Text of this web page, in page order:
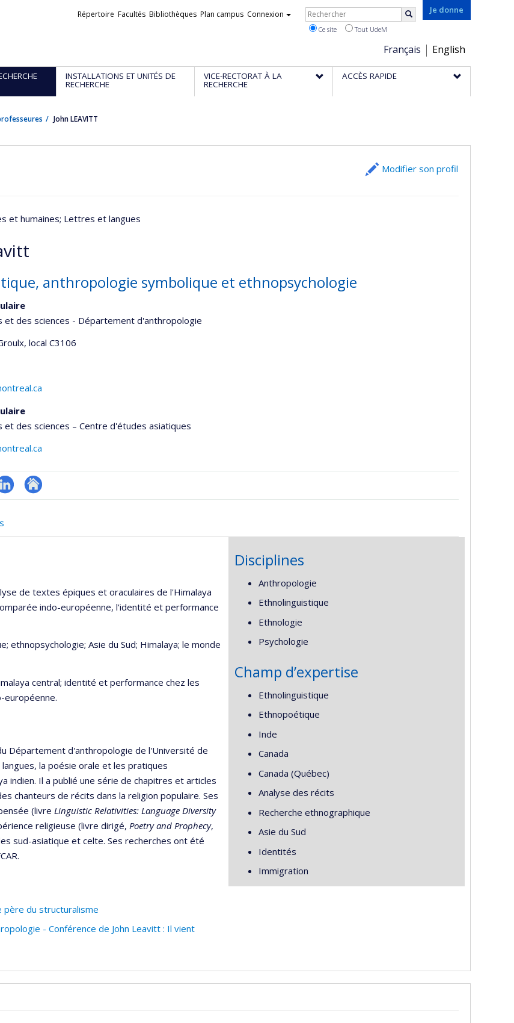
Je donne
Choix
de
la
Français English
Liens
Répertoire Facultés Bibliothèques Plan campus Connexion Rechercher
Ce site Tout UdeM
INSTALLATIONS ET UNITÉS DE
RECHERCHE
VICE-RECTORAT À LA
RECHERCHE
ACCÈS RAPIDE
John LEAVITT
Modifier son profil
et humaines; Lettres et langues
anthropologie symbolique et ethnopsychologie
et des sciences - Département d'anthropologie
, local C3106
et des sciences – Centre d'études asiatiques
Autre
de textes épiques et oraculaires de l'Himalaya
indo-européenne, l'identité et performance
Asie du Sud; Himalaya; le monde
central; identité et performance chez les
européenne.
Département d'anthropologie de l'Université de
la poésie orale et les pratiques
indien. Il a publié une série de chapitres et articles
chanteurs de récits dans la religion populaire. Ses
(livre Linguistic Relativities: Language Diversity
religieuse (livre dirigé, Poetry and Prophecy,
sud-asiatique et celte. Ses recherches ont été
père du structuralisme
- Conférence de John Leavitt : Il vient
Disciplines
Anthropologie
Ethnolinguistique
Ethnologie
Psychologie
Champ d’expertise
Ethnolinguistique
Ethnopoétique
Inde
Canada
Canada (Québec)
Analyse des récits
Recherche ethnographique
Asie du Sud
Identités
Immigration